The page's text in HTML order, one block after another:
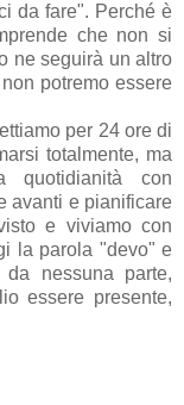
da fare". Perché è
che non si
ne seguirà un altro
potremo essere
per 24 ore di
totalmente, ma
quotidianità con
avanti e pianificare
e viviamo con
la parola "devo" e
nessuna parte,
essere presente,